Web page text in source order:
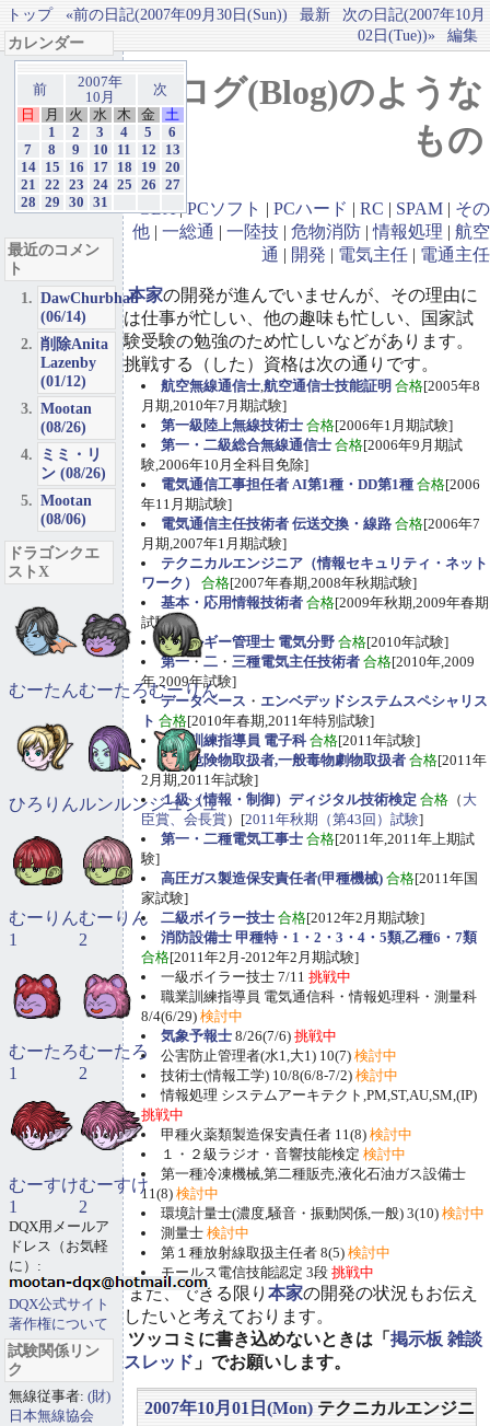
トップ «前の日記(2007年09月30日(Sun)) 最新
次の日記(2007年10月
02日(Tue))»
編集
ブログ(Blog)のような
もの
GBA|PCソフト | PCハード | RC | SPAM | その
他 | 一総通 | 一陸技 | 危物消防 |情報処理 | 航空
通 | 開発 | 電気主任 | 電通主任
本家の開発が進んでいませんが、その理由に
は仕事が忙しい、他の趣味も忙しい、国家試
験受験の勉強のため忙しいなどがあります。
挑戦する（した）資格は次の通りです。
航空無線通信士,航空通信士技能証明 合格[2005年8
月期,2010年7月期試験]
第一級陸上無線技術士 合格[2006年1月期試験]
第一・二級総合無線通信士 合格[2006年9月期試
験,2006年10月全科目免除]
電気通信工事担任者 AI第1種・DD第1種 合格[2006
年11月期試験]
電気通信主任技術者 伝送交換・線路 合格[2006年7
月期,2007年1月期試験]
テクニカルエンジニア（情報セキュリティ・ネット
ワーク）
合格[2007年春期,2008年秋期試験]
基本・応用情報技術者 合格[2009年秋期,2009年春期
試験]
エネルギー管理士 電気分野 合格[2010年試験]
第一・二 ・ 三種電気主任技術者 合格[2010年,2009
年,2009年試験]
データベース ・ エンベデッドシステムスペシャリス
ト 合格[2010年春期,2011年特別試験]
職業訓練指導員 電子科 合格[2011年試験]
甲種危険物取扱者,一般毒物劇物取扱者 合格[2011年
2月期,2011年試験]
１級（情報・制御）ディジタル技術検定 合格 （ 大
臣賞、会長賞）[2011年秋期（第43回）試験]
第一・二種電気工事士 合格[2011年,2011年上期試
験]
高圧ガス製造保安責任者(甲種機械) 合格[2011年国
家試験]
二級ボイラー技士 合格[2012年2月期試験]
消防設備士 甲種特・1・2・3・4・5類,乙種6・7類
合格[2011年2月-2012年2月期試験]
一級ボイラー技士 7/11 挑戦中
職業訓練指導員 電気通信科・情報処理科・測量科
8/4(6/29) 検討中
気象予報士 8/26(7/6) 挑戦中
公害防止管理者(水1,大1) 10(7) 検討中
技術士(情報工学) 10/8(6/8-7/2) 検討中
情報処理 システムアーキテクト,PM,ST,AU,SM,(IP)
挑戦中
甲種火薬類製造保安責任者 11(8) 検討中
１・２級ラジオ・音響技能検定 検討中
第一種冷凍機械,第二種販売,液化石油ガス設備士
11(8) 検討中
環境計量士(濃度,騒音・振動関係,一般) 3(10) 検討中
測量士 検討中
第１種放射線取扱主任者 8(5) 検討中
モールス電信技能認定 3段 挑戦中
また、できる限り 本家の開発の状況もお伝え
したいと考えております。
ツッコミに書き込めないときは「 掲示板 雑談
スレッド 」でお願いします。
2007年10月01日(Mon) テクニカルエンジニ
カレンダー
前
2007年
10月
次
日
月 火 水 木 金
土
1
2 3 4 5
6
7
8 9 10 11 12
13
14
15 16 17 18 19
20
21
22 23 24 25 26
27
28
29 30 31
最近のコメン
ト
DawChurbhab
(06/14)
削除Anita
Lazenby
(01/12)
Mootan
(08/26)
ミミ・リ
ン (08/26)
Mootan
(08/06)
ドラゴンクエ
ストX
むーたんむーたろむーりん
ひろりんルンルンジュジュ
むーりん
1
むーりん
2
むーたろ
1
むーたろ
2
むーすけ
1
むーすけ
2
DQX用メールア
ドレス（お気軽
に）:
DQX公式サイト
著作権について
試験関係リン
ク
無線従事者: (財)
日本無線協会